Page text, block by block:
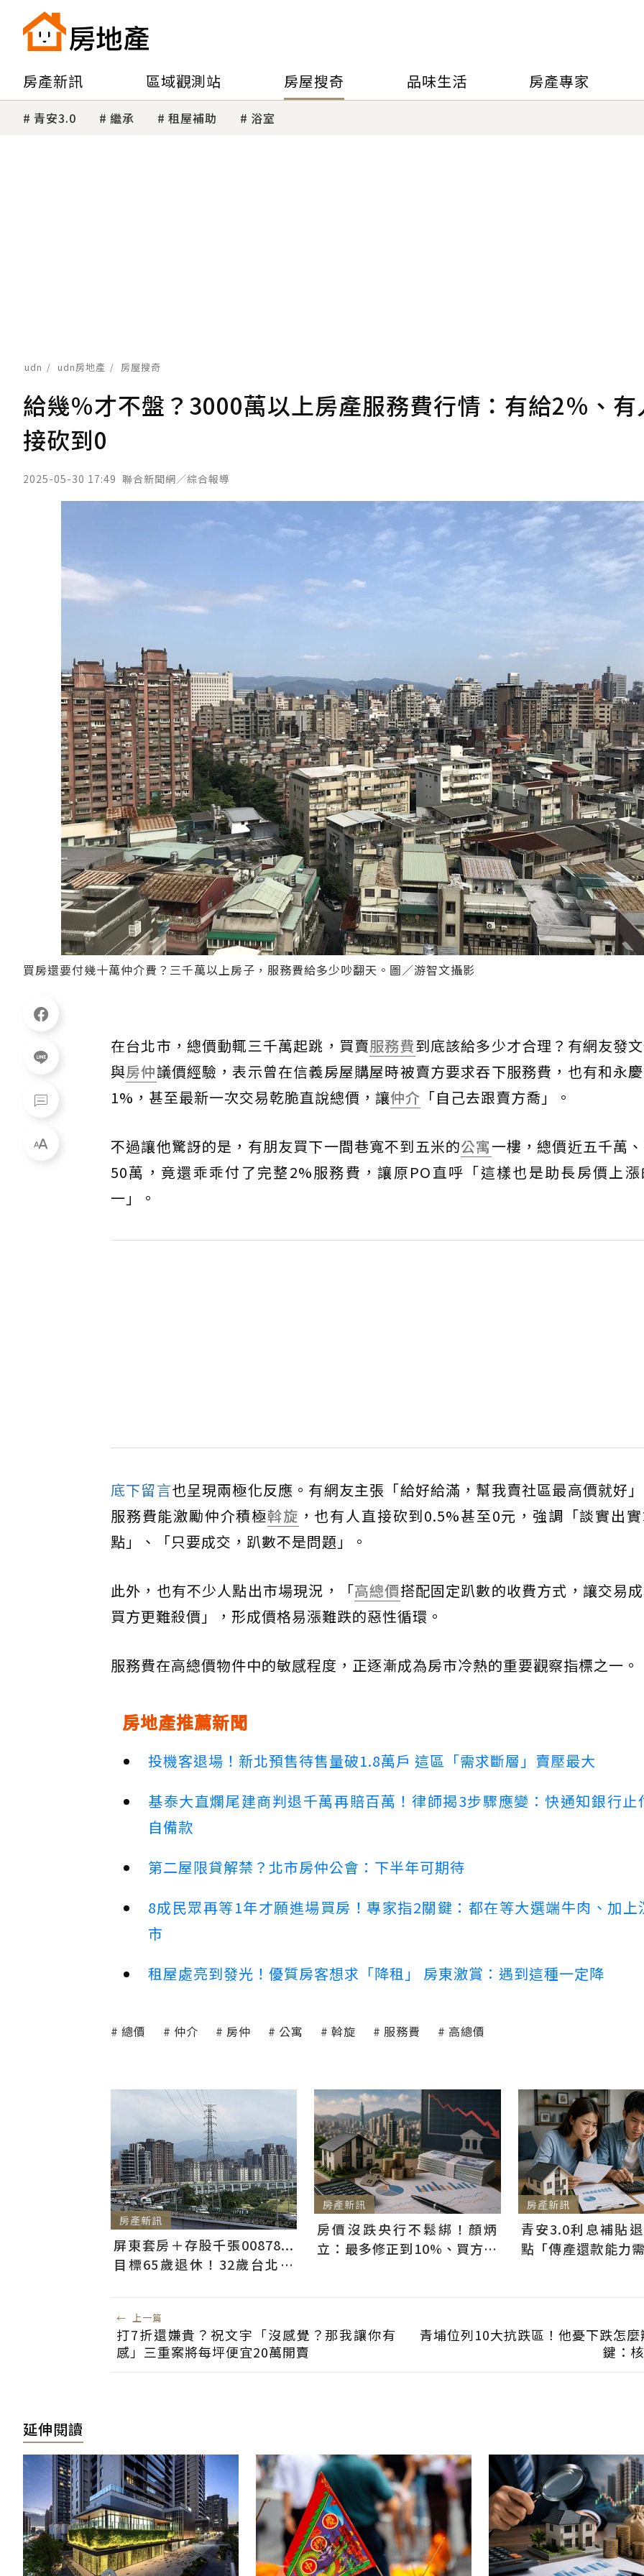
房產新訊 區域觀測站 房屋搜奇 品味生活 房產專家
青安3.0 繼承 租屋補助 浴室
udn udn房地產 房屋搜奇
給幾％才不盤？3000萬以上房產服務費行情：有給2％、有
接砍到0
2025-05-30 17:49 聯合新聞網／綜合報導
買房還要付幾十萬仲介費？三千萬以上房子，服務費給多少吵翻天。圖／游智文攝影
在台北市，總價動輒三千萬起跳，買賣服務費到底該給多少才合理？有網友發
與房仲議價經驗，表示曾在信義房屋購屋時被賣方要求吞下服務費，也有和永
1%，甚至最新一次交易乾脆直說總價，讓仲介 「自己去跟賣方喬」。
不過讓他驚訝的是，有朋友買下一間巷寬不到五米的公寓一樓，總價近五千萬
50萬，竟還乖乖付了完整2%服務費，讓原PO直呼「這樣也是助長房價上漲
一」。
底下留言也呈現兩極化反應。有網友主張「給好給滿，幫我賣社區最高價就好
服務費能激勵仲介積極斡旋 ，也有人直接砍到0.5%甚至0元，強調「談實出
點」、「只要成交，趴數不是問題」。
此外，也有不少人點出市場現況，「高總價搭配固定趴數的收費方式，讓交易成
買方更難殺價」，形成價格易漲難跌的惡性循環。
服務費在高總價物件中的敏感程度，正逐漸成為房市冷熱的重要觀察指標之一。
房地產推薦新聞
投機客退場！新北預售待售量破1.8萬戶 這區「需求斷層」賣壓最大
基泰大直爛尾建商判退千萬再賠百萬！律師揭3步驟應變：快通知銀行止
自備款
第二屋限貸解禁？北市房仲公會：下半年可期待
8成民眾再等1年才願進場買房！專家指2關鍵：都在等大選端牛肉、加上
市
租屋處亮到發光！優質房客想求「降租」 房東激賞：遇到這種一定降
總價 仲介 房仲 公寓 斡旋 服務費 高總價
房產新訊
屏東套房＋存股千張00878...
目標65歲退休！32歲台北人
房產新訊
房價沒跌央行不鬆綁！顏炳
立：最多修正到10%、買方仍
房產新訊
青安3.0利息補貼
點「傳產還款能力
← 上一篇
打7折還嫌貴？祝文宇「沒感覺？那我讓你有
感」三重案將每坪便宜20萬開賣
青埔位列10大抗跌區！他憂下跌怎麼
鍵：
延伸閱讀